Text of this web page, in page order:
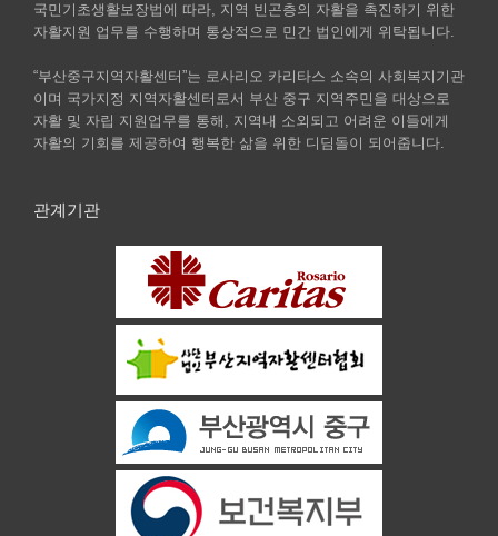
국민기초생활보장법에 따라, 지역 빈곤층의 자활을 촉진하기 위한
자활지원 업무를 수행하며 통상적으로 민간 법인에게 위탁됩니다.
“부산중구지역자활센터”는 로사리오 카리타스 소속의 사회복지기관
이며 국가지정 지역자활센터로서 부산 중구 지역주민을 대상으로
자활 및 자립 지원업무를 통해, 지역내 소외되고 어려운 이들에게
자활의 기회를 제공하여 행복한 삶을 위한 디딤돌이 되어줍니다.
관계기관